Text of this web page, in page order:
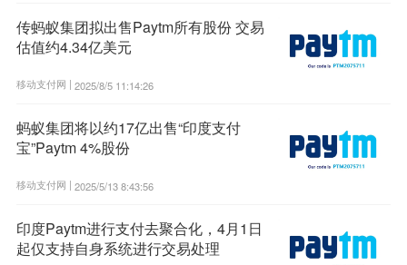
传蚂蚁集团拟出售Paytm所有股份 交易
估值约4.34亿美元
移动支付网 | 2025/8/5 11:14:26
蚂蚁集团将以约17亿出售“印度支付
宝”Paytm 4%股份
移动支付网 | 2025/5/13 8:43:56
印度Paytm进行支付去聚合化，4月1日
起仅支持自身系统进行交易处理